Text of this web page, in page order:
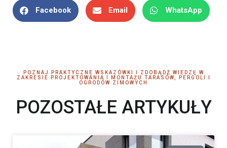
Facebook Email WhatsApp
POZNAJ PRAKTYCZNE WSKAZÓWKI I ZDOBĄDŹ WIEDZĘ W
ZAKRESIE PROJEKTOWANIA I MONTAŻU TARASÓW, PERGOLI I
OGRODÓW ZIMOWYCH
POZOSTAŁE ARTYKUŁY